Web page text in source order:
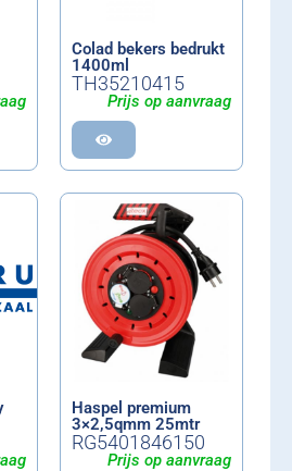
Colad bekers bedrukt
1400ml
TH35210415
Prijs op aanvraag
Haspel premium
3×2,5qmm 25mtr
RG5401846150
Prijs op aanvraag